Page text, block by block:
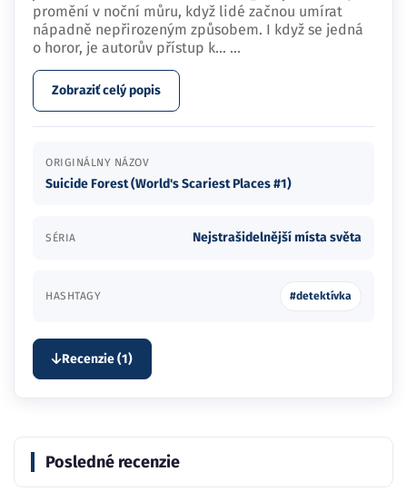
promění v noční můru, když lidé začnou umírat
nápadně nepřirozeným způsobem. I když se jedná
o horor, je autorův přístup k… ...
Zobraziť celý popis
ORIGINÁLNY NÁZOV
Suicide Forest (World's Scariest Places #1)
SÉRIA Nejstrašidelnější místa světa
HASHTAGY #detektívka
Recenzie (1)
Posledné recenzie